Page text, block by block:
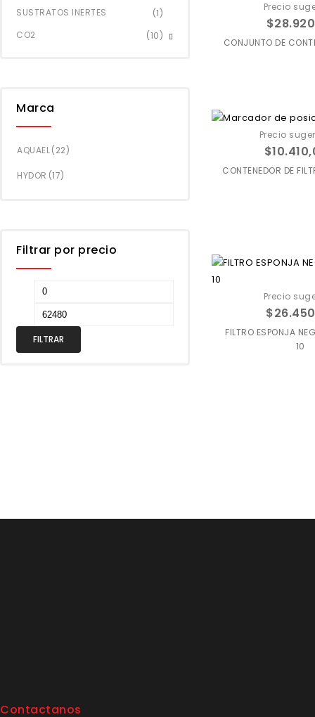
Precio
$
CONJUNTO DE
Precio
$
CONTENEDOR DE
Precio
$
FILTRO ESPONJA
10
SUSTRATOS INERTES
(1)
CO2
(10)
Marca
AQUAEL(22)
HYDOR (17)
Filtrar por precio
FILTRAR
Contactanos